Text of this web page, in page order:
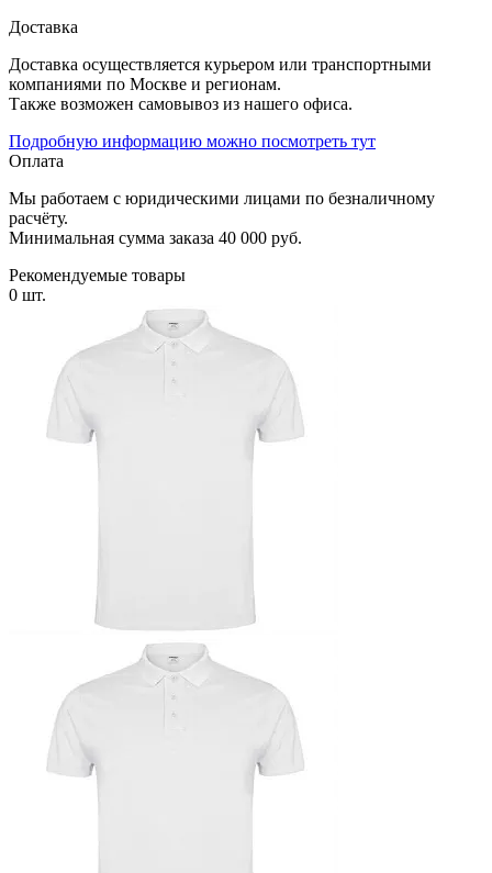
Доставка
Доставка осуществляется курьером или транспортными
компаниями по Москве и регионам.
Также возможен самовывоз из нашего офиса.
Подробную информацию можно посмотреть тут
Оплата
Мы работаем с юридическими лицами по безналичному
расчёту.
Минимальная сумма заказа 40 000 руб.
Рекомендуемые товары
0 шт.